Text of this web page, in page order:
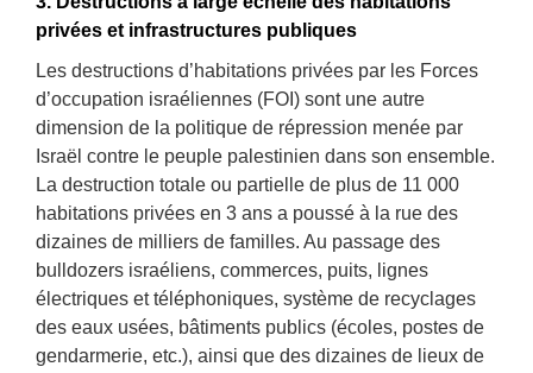
privées et infrastructures publiques
Les destructions d’habitations privées par les Forces
d’occupation israéliennes (FOI) sont une autre
dimension de la politique de répression menée par
Israël contre le peuple palestinien dans son ensemble.
La destruction totale ou partielle de plus de 11 000
habitations privées en 3 ans a poussé à la rue des
dizaines de milliers de familles. Au passage des
bulldozers israéliens, commerces, puits, lignes
électriques et téléphoniques, système de recyclages
des eaux usées, bâtiments publics (écoles, postes de
gendarmerie, etc.), ainsi que des dizaines de lieux de